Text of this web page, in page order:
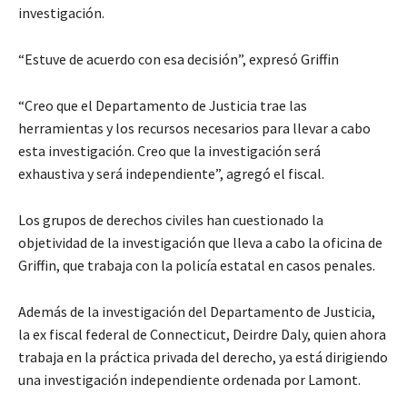
investigación.
“Estuve de acuerdo con esa decisión”, expresó Griffin
“Creo que el Departamento de Justicia trae las
herramientas y los recursos necesarios para llevar a cabo
esta investigación. Creo que la investigación será
exhaustiva y será independiente”, agregó el fiscal.
Los grupos de derechos civiles han cuestionado la
objetividad de la investigación que lleva a cabo la oficina de
Griffin, que trabaja con la policía estatal en casos penales.
Además de la investigación del Departamento de Justicia,
la ex fiscal federal de Connecticut, Deirdre Daly, quien ahora
trabaja en la práctica privada del derecho, ya está dirigiendo
una investigación independiente ordenada por Lamont.